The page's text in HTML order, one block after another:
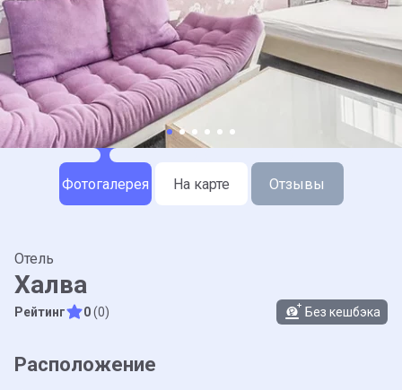
Отель
Халва
Рейтинг 0(0) Без кешбэка
Фотогалерея На карте Отзывы
Расположение